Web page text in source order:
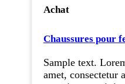
Achat
Chaussures pour
Sample text.
amet, consectetur